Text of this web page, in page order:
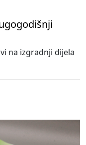
na izgradnji dijela